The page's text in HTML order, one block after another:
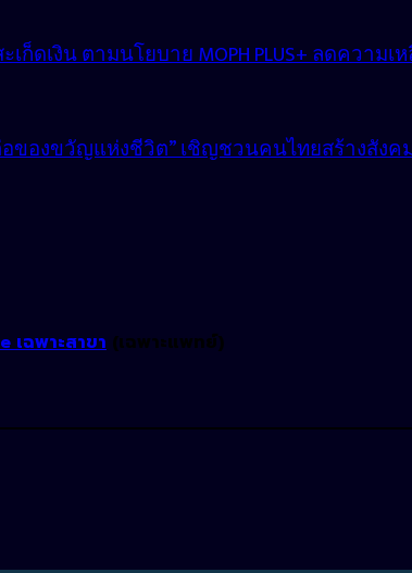
เก็ดเงิน ตามนโยบาย MOPH PLUS+ ลดควา
ของขวัญแห่งชีวิต” เชิญชวนคนไทยสร้างสังค
ฉพาะสาขา (เฉพาะแพทย์)